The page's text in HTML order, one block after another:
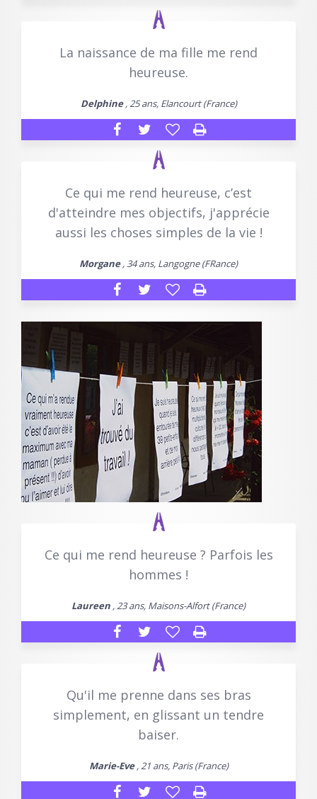
La naissance de ma fille me rend
heureuse.
Delphine, 25 ans, Elancourt (France)
Ce qui me rend heureuse, c’est
d'atteindre mes objectifs, j'apprécie
aussi les choses simples de la vie !
Morgane, 34 ans, Langogne (FRance)
Ce qui me rend heureuse ? Parfois les
hommes !
Laureen , 23 ans, Maisons-Alfort (France)
Qu'il me prenne dans ses bras
simplement, en glissant un tendre
baiser.
Marie-Eve, 21 ans, Paris (France)